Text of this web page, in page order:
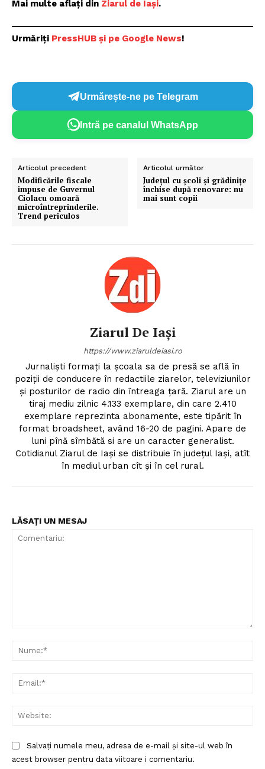
Mai multe aflați din Ziarul de Iași.
Urmăriți PressHUB și pe Google News!
Urmărește-ne pe Telegram
Intră pe canalul WhatsApp
Articolul precedent
Modificările fiscale
impuse de Guvernul
Ciolacu omoară
microîntreprinderile.
Trend periculos
Articolul următor
Județul cu școli și grădinițe
închise după renovare: nu
mai sunt copii
Ziarul De Iași
https://www.ziaruldeiasi.ro
Jurnalişti formaţi la şcoala sa de presă se află în
poziţii de conducere în redactiile ziarelor, televiziunilor
şi posturilor de radio din întreaga ţară. Ziarul are un
tiraj mediu zilnic 4.133 exemplare, din care 2.410
exemplare reprezinta abonamente, este tipărit în
format broadsheet, având 16-20 de pagini. Apare de
luni pînă sîmbătă si are un caracter generalist.
Cotidianul Ziarul de Iaşi se distribuie în judeţul Iaşi, atît
în mediul urban cît şi în cel rural.
LĂSAȚI UN MESAJ
Salvați numele meu, adresa de e-mail și site-ul web în
acest browser pentru data viitoare i comentariu.